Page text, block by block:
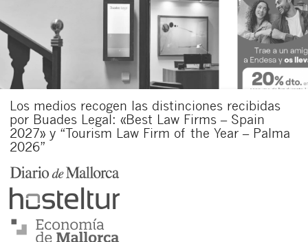
Los medios recogen las distinciones recibidas
por Buades Legal: «Best Law Firms – Spain
2027» y “Tourism Law Firm of the Year – Palma
2026”